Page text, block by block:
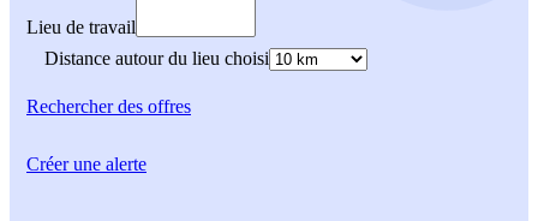
Lieu de travail
Distance autour du lieu choisi
Rechercherdes offres
Créer une alerte